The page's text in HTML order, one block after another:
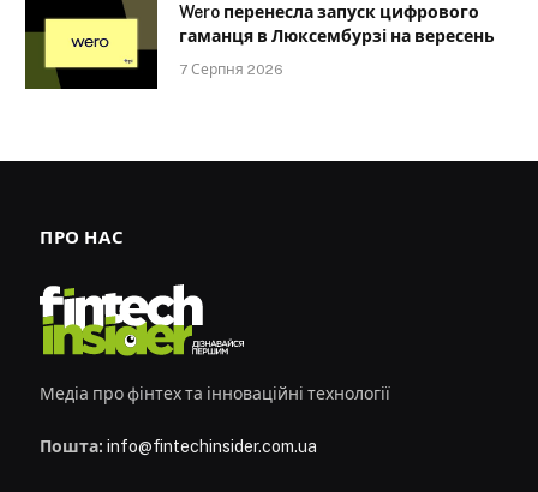
Wero перенесла запуск цифрового
гаманця в Люксембурзі на вересень
7 Серпня 2026
ПРО НАС
Медіа про фінтех та інноваційні технології
Пошта: info@fintechinsider.com.ua